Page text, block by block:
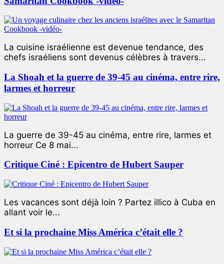
La cuisine israélienne est devenue tendance, des
chefs israéliens sont devenus célèbres à travers...
La Shoah et la guerre de 39-45 au cinéma, entre rire,
larmes et horreur
La guerre de 39-45 au cinéma, entre rire, larmes et
horreur Ce 8 mai...
Critique Ciné : Epicentro de Hubert Sauper
Les vacances sont déjà loin ? Partez illico à Cuba en
allant voir le...
Et si la prochaine Miss América c’était elle ?